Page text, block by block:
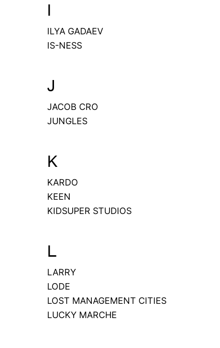
I
ILYA GADAEV
IS-NESS
J
JACOB CRO
JUNGLES
K
KARDO
KEEN
KIDSUPER STUDIOS
L
LARRY
LODE
LOST MANAGEMENT CITIES
LUCKY MARCHE